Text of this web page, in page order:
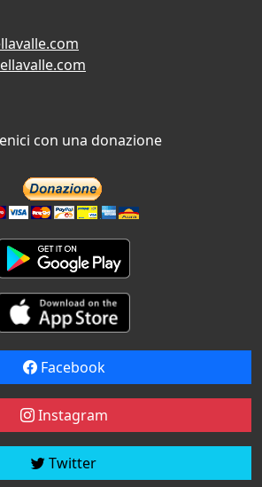
con una donazione
Facebook
Instagram
Twitter